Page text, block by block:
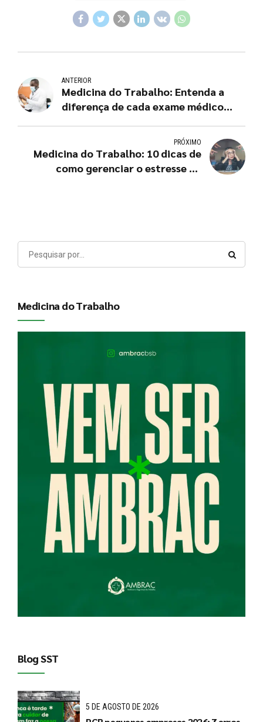
ANTERIOR
Medicina do Trabalho: Entenda a
diferença de cada exame médico
PRÓXIMO
Medicina do Trabalho: 10 dicas de
como gerenciar o estresse no
Medicina do Trabalho
Blog SST
5 DE AGOSTO DE 2026